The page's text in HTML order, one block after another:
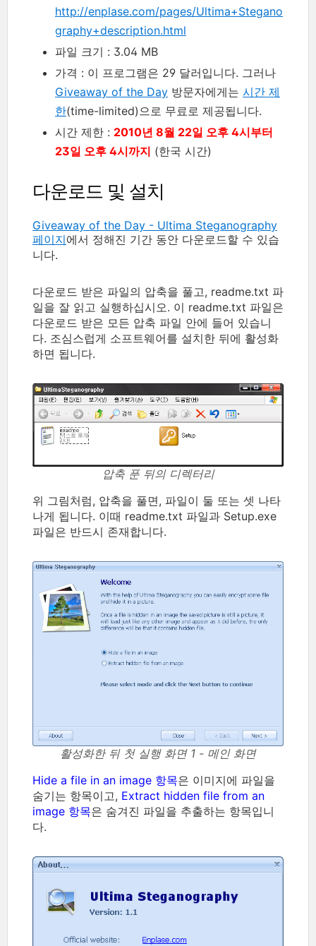
http://enplase.com/pages/Ultima+Stegano
graphy+description.html
파일 크기 : 3.04 MB
가격 : 이 프로그램은 29 달러입니다. 그러나
Giveaway of the Day 방문자에게는 시간 제
한(time-limited)으로 무료로 제공됩니다.
시간 제한 : 2010년 8월 22일 오후 4시부터
23일 오후 4시까지 (한국 시간)
다운로드 및 설치
Giveaway of the Day - Ultima Steganography
페이지에서 정해진 기간 동안 다운로드할 수 있습
니다.
다운로드 받은 파일의 압축을 풀고, readme.txt 파
일을 잘 읽고 실행하십시오. 이 readme.txt 파일은
다운로드 받은 모든 압축 파일 안에 들어 있습니
다. 조심스럽게 소프트웨어를 설치한 뒤에 활성화
하면 됩니다.
압축 푼 뒤의 디렉터리
위 그림처럼, 압축을 풀면, 파일이 둘 또는 셋 나타
나게 됩니다. 이때 readme.txt 파일과 Setup.exe
파일은 반드시 존재합니다.
활성화한 뒤 첫 실행 화면 1 - 메인 화면
Hide a file in an image 항목은 이미지에 파일을
숨기는 항목이고, Extract hidden file from an
image 항목은 숨겨진 파일을 추출하는 항목입니
다.